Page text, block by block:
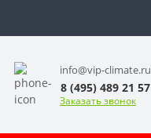
info@vip-climate.ru
8 (495) 489 21 57
Заказать звонок